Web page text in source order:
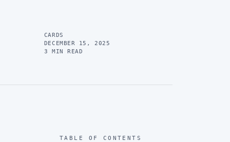
CARDS
DECEMBER 15, 2025
3
MIN READ
TABLE OF CONTENTS